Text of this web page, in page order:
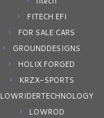
FITECH EFI
FOR SALE CARS
GROUNDDESIGNS
HOLIX FORGED
KRZX-SPORTS
LOWRIDERTECHNOLOGY
LOWROD